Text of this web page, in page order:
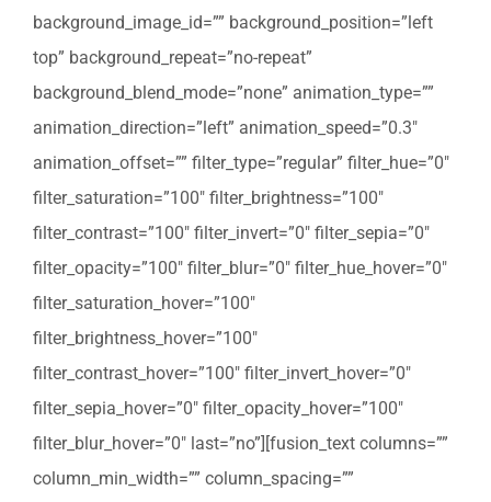
background_image_id=”” background_position=”left
top” background_repeat=”no-repeat”
background_blend_mode=”none” animation_type=””
animation_direction=”left” animation_speed=”0.3″
animation_offset=”” filter_type=”regular” filter_hue=”0″
filter_saturation=”100″ filter_brightness=”100″
filter_contrast=”100″ filter_invert=”0″ filter_sepia=”0″
filter_opacity=”100″ filter_blur=”0″ filter_hue_hover=”0″
filter_saturation_hover=”100″
filter_brightness_hover=”100″
filter_contrast_hover=”100″ filter_invert_hover=”0″
filter_sepia_hover=”0″ filter_opacity_hover=”100″
filter_blur_hover=”0″ last=”no”][fusion_text columns=””
column_min_width=”” column_spacing=””